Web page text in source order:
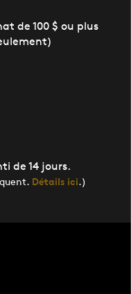
de 100 $ ou plus
de 14 jours.
Détails ici.)